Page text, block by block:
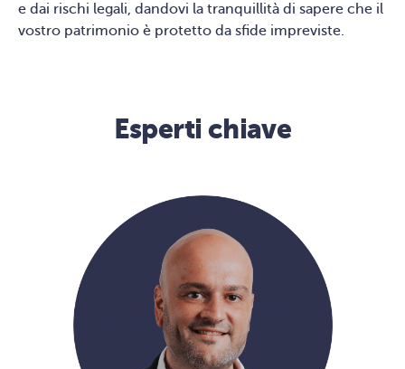
e dai rischi legali, dandovi la tranquillità di sapere che il
vostro patrimonio è protetto da sfide impreviste.
Esperti chiave